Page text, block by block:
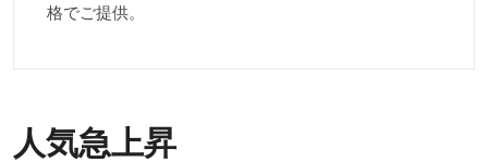
格でご提供。
人気急上昇